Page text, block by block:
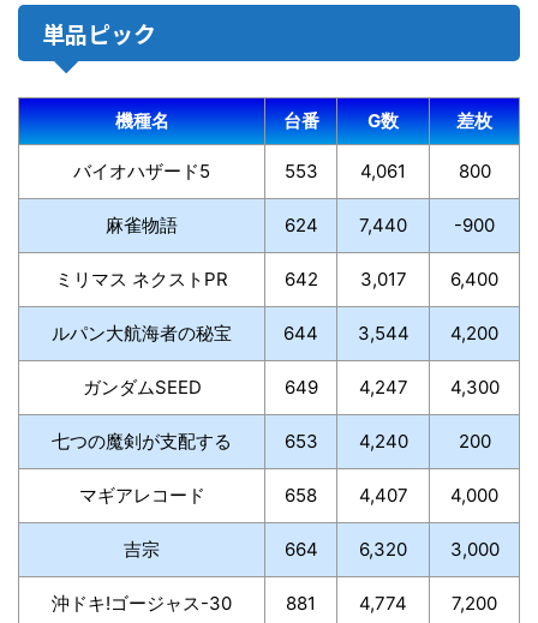
単品ピック
機種名 台番 G数 差枚
バイオハザード5 553 4,061 800
麻雀物語 624 7,440 -900
ミリマス ネクストPR 642 3,017 6,400
ルパン大航海者の秘宝 644 3,544 4,200
ガンダムSEED 649 4,247 4,300
七つの魔剣が支配する 653 4,240 200
マギアレコード 658 4,407 4,000
吉宗 664 6,320 3,000
沖ドキ!ゴージャス-30 881 4,774 7,200